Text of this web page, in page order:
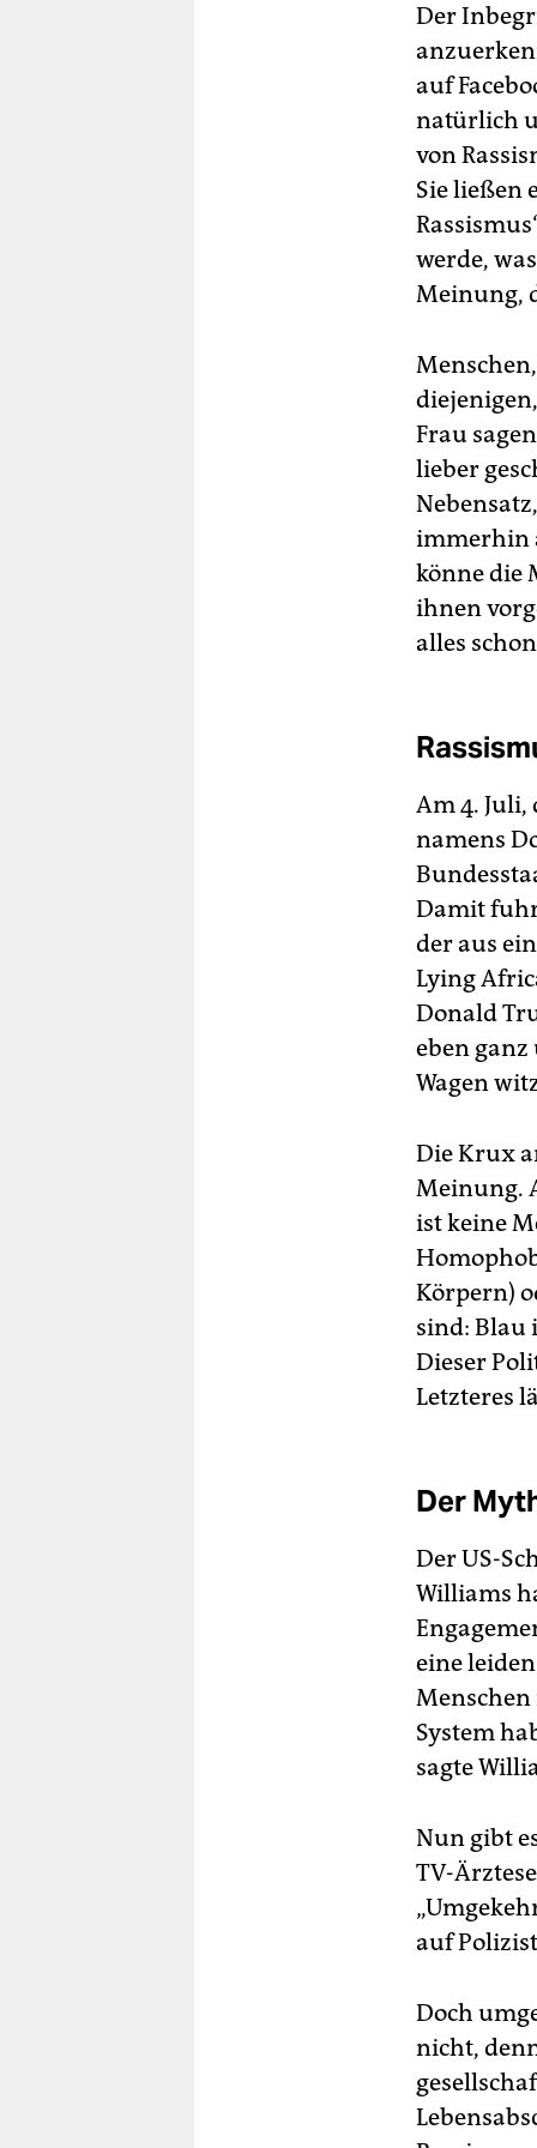
Der
auf
natürlich
von
Sie ließen
werde,
Meinung,
Frau
lieber
immerhin
könne die
ihnen
alles
Am 4.
namens
Damit
der aus
Lying
Donald
eben
Wagen
Die Krux
Meinung.
ist keine
Körpern)
sind: Blau
Dieser
Letzteres
Der
Der US-
Williams
eine
Menschen
System
sagte
Nun gibt
TV-
auf
Doch
nicht,